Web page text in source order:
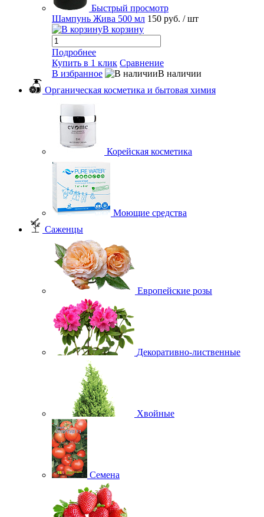
Быстрый просмотр
Шампунь Жива 500 мл 150 руб. / шт
В корзину
Подробнее
Купить в 1 клик Сравнение
В избранное
В наличии
Органическая косметика и бытовая химия
Корейская косметика
Моющие средства
Саженцы
Европейские розы
Декоративно-лиственные
Хвойные
Семена